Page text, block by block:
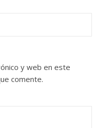
y web en este
comente.